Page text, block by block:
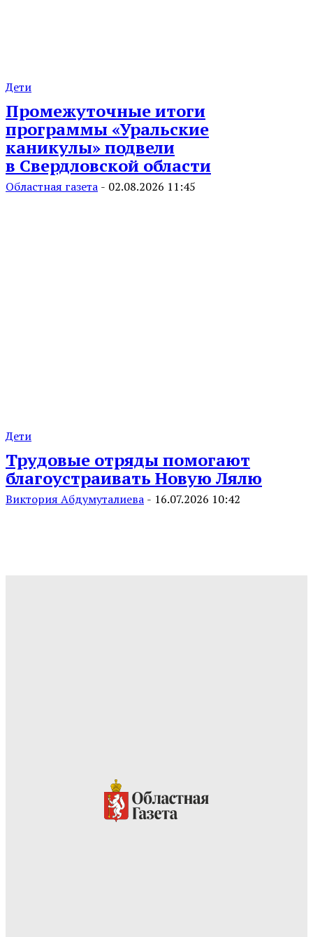
Дети
Промежуточные итоги
программы «Уральские
каникулы» подвели
в Свердловской области
Областная газета - 02.08.2026 11:45
Дети
Трудовые отряды помогают
благоустраивать Новую Лялю
Виктория Абдумуталиева - 16.07.2026 10:42